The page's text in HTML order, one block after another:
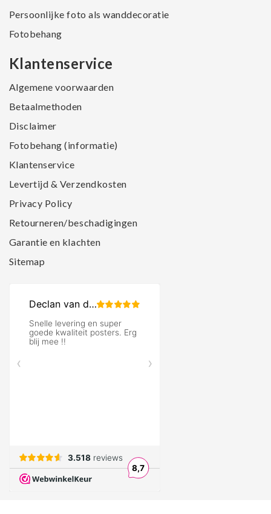
Persoonlijke foto als wanddecoratie
Fotobehang
Klantenservice
Algemene voorwaarden
Betaalmethoden
Disclaimer
Fotobehang (informatie)
Klantenservice
Levertijd & Verzendkosten
Privacy Policy
Retourneren/beschadigingen
Garantie en klachten
Sitemap